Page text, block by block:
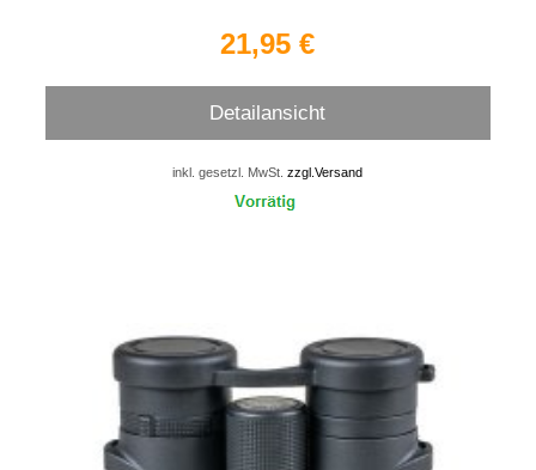
21,95 €
Detailansicht
inkl. gesetzl. MwSt.zzgl.Versand